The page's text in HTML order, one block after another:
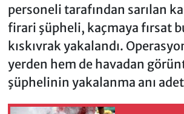
personeli tarafından sarılan
firari şüpheli, kaçmaya fırsat
kıskıvrak yakalandı.
yerden hem de havadan
şüphelinin yakalanma anı